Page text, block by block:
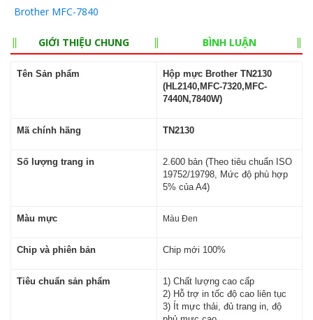
Brother MFC-7840
GIỚI THIỆU CHUNG BÌNH LUẬN
Tên Sản phẩm
Hộp mực Brother TN2130
(HL2140,MFC-7320,MFC-
7440N,7840W)
Mã chính hãng TN2130
Số lượng trang in
2.600 bản (Theo tiêu chuẩn ISO
19752/19798, Mức độ phù hợp
5% của A4)
Màu mực Màu Đen
Chip và phiên bản Chip mới 100%
Tiêu chuẩn sản phẩm
1) Chất lượng cao cấp
2) Hỗ trợ in tốc độ cao liên tục
3) Ít mực thải, đủ trang in, độ